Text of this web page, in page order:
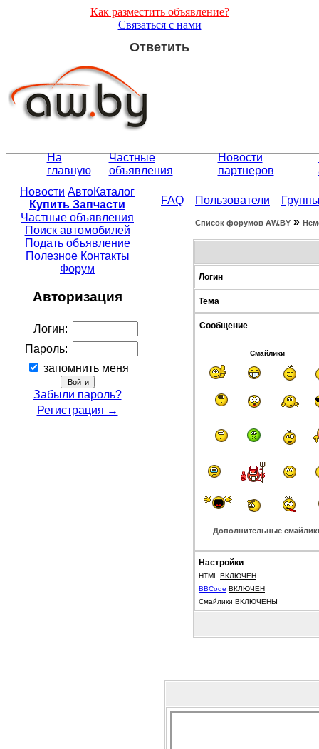
Как разместить объявление?
Связаться с нами
Ответить
На
главную
Частные
объявления
Новости
партнеров
Новости АвтоКаталог
Купить Запчасти
Частные объявления
Поиск автомобилей
Подать объявление
Полезное Контакты
Форум
Авторизация
Логин:
Пароль:
запомнить меня
Забыли пароль?
Регистрация →
FAQ Пользователи
Список форумов АW.BY »
Логин
Тема
Сообщение
Смайлики
Дополнительные
Настройки
HTML ВКЛЮЧЕН
BBCode ВКЛЮЧЕН
Смайлики ВКЛЮЧЕНЫ